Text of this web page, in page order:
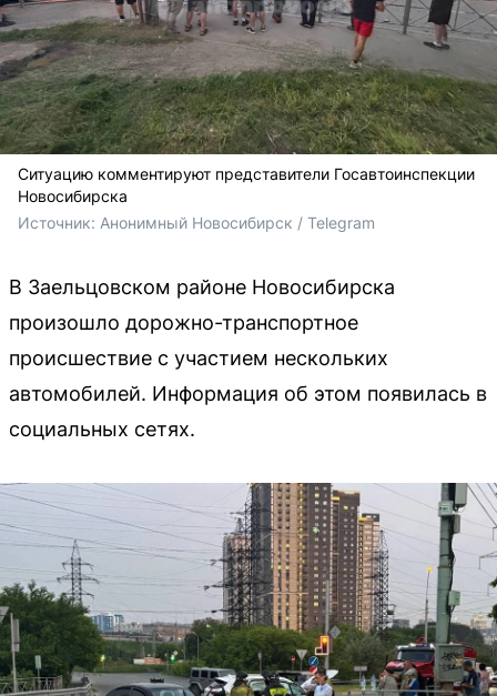
Ситуацию комментируют представители Госавтоинспекции
Новосибирска
Источник: Анонимный Новосибирск / Telegram
В Заельцовском районе Новосибирска
произошло дорожно-транспортное
происшествие с участием нескольких
автомобилей. Информация об этом появилась в
социальных сетях.